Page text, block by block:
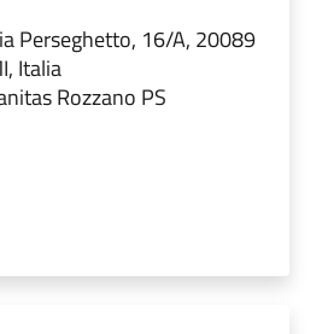
Perseghetto, 16/A, 20089
Italia
Rozzano PS